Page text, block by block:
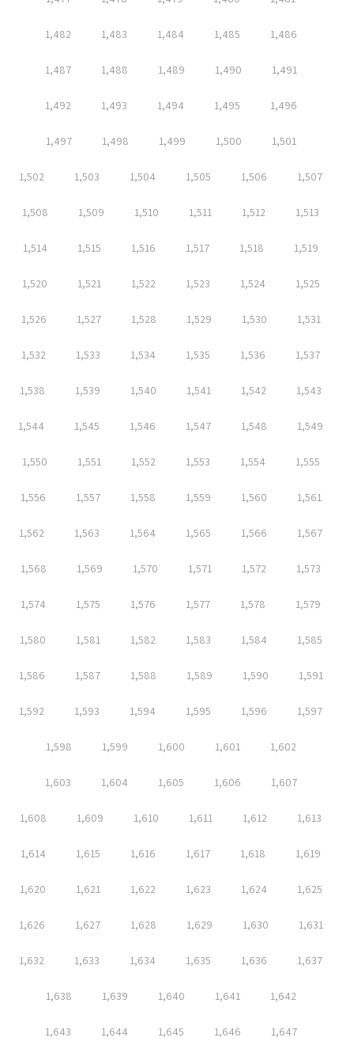
1,482 1,483 1,484 1,485 1,486
1,487 1,488 1,489 1,490 1,491
1,492 1,493 1,494 1,495 1,496
1,497 1,498 1,499 1,500 1,501
1,502 1,503 1,504 1,505 1,506 1,507
1,508 1,509 1,510 1,511 1,512 1,513
1,514 1,515 1,516 1,517 1,518 1,519
1,520 1,521 1,522 1,523 1,524 1,525
1,526 1,527 1,528 1,529 1,530 1,531
1,532 1,533 1,534 1,535 1,536 1,537
1,538 1,539 1,540 1,541 1,542 1,543
1,544 1,545 1,546 1,547 1,548 1,549
1,550 1,551 1,552 1,553 1,554 1,555
1,556 1,557 1,558 1,559 1,560 1,561
1,562 1,563 1,564 1,565 1,566 1,567
1,568 1,569 1,570 1,571 1,572 1,573
1,574 1,575 1,576 1,577 1,578 1,579
1,580 1,581 1,582 1,583 1,584 1,585
1,586 1,587 1,588 1,589 1,590 1,591
1,592 1,593 1,594 1,595 1,596 1,597
1,598 1,599 1,600 1,601 1,602
1,603 1,604 1,605 1,606 1,607
1,608 1,609 1,610 1,611 1,612 1,613
1,614 1,615 1,616 1,617 1,618 1,619
1,620 1,621 1,622 1,623 1,624 1,625
1,626 1,627 1,628 1,629 1,630 1,631
1,632 1,633 1,634 1,635 1,636 1,637
1,638 1,639 1,640 1,641 1,642
1,643 1,644 1,645 1,646 1,647